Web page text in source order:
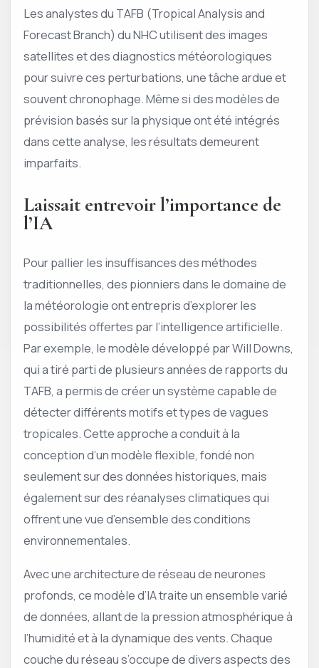
Les analystes du TAFB (Tropical Analysis and
Forecast Branch) du NHC utilisent des images
satellites et des diagnostics météorologiques
pour suivre ces perturbations, une tâche ardue et
souvent chronophage. Même si des modèles de
prévision basés sur la physique ont été intégrés
dans cette analyse, les résultats demeurent
imparfaits.
Laissait entrevoir l’importance de
l’IA
Pour pallier les insuffisances des méthodes
traditionnelles, des pionniers dans le domaine de
la météorologie ont entrepris d’explorer les
possibilités offertes par l’intelligence artificielle.
Par exemple, le modèle développé par Will Downs,
qui a tiré parti de plusieurs années de rapports du
TAFB, a permis de créer un système capable de
détecter différents motifs et types de vagues
tropicales. Cette approche a conduit à la
conception d’un modèle flexible, fondé non
seulement sur des données historiques, mais
également sur des réanalyses climatiques qui
offrent une vue d’ensemble des conditions
environnementales.
Avec une architecture de réseau de neurones
profonds, ce modèle d’IA traite un ensemble varié
de données, allant de la pression atmosphérique à
l’humidité et à la dynamique des vents. Chaque
couche du réseau s’occupe de divers aspects des